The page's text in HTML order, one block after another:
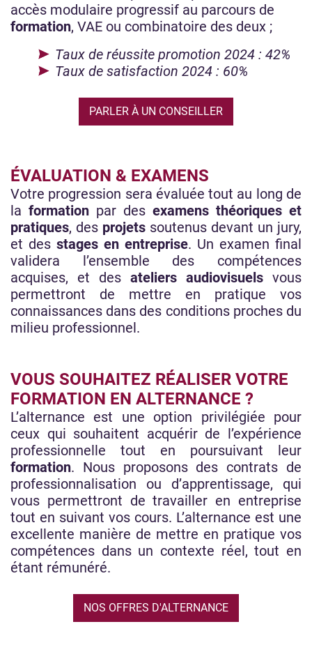
accès modulaire progressif au parcours de
formation, VAE ou combinatoire des deux ;
Taux de réussite promotion 2024 : 42%
Taux de satisfaction 2024 : 60%
PARLER À UN CONSEILLER
ÉVALUATION & EXAMENS
Votre progression sera évaluée tout au long de
la formation par des examens théoriques et
pratiques, des projets soutenus devant un jury,
et des stages en entreprise. Un examen final
validera l’ensemble des compétences
acquises, et des ateliers audiovisuels vous
permettront de mettre en pratique vos
connaissances dans des conditions proches du
milieu professionnel.
VOUS SOUHAITEZ RÉALISER VOTRE
FORMATION EN ALTERNANCE ?
L’alternance est une option privilégiée pour
ceux qui souhaitent acquérir de l’expérience
professionnelle tout en poursuivant leur
formation. Nous proposons des contrats de
professionnalisation ou d’apprentissage, qui
vous permettront de travailler en entreprise
tout en suivant vos cours. L’alternance est une
excellente manière de mettre en pratique vos
compétences dans un contexte réel, tout en
étant rémunéré.
NOS OFFRES D'ALTERNANCE